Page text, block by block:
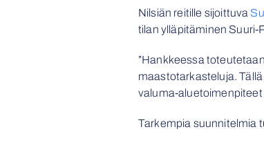
Nilsiän reitille sijoittuva
tilan ylläpitäminen Suuri-
”Hankkeessa
maastotarkasteluja.
valuma-aluetoimenpiteet
Tarkempia suunnitelmia